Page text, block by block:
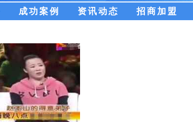
成功案例 资讯动态 招商加盟